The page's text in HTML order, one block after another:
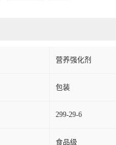
营养强化剂
包装
299-29-6
食品级